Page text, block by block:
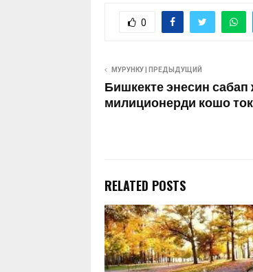
0
МУРУНКУ | ПРЕДЫДУЩИЙ
Бишкекте энесин
милиционерди кошо
RELATED POSTS